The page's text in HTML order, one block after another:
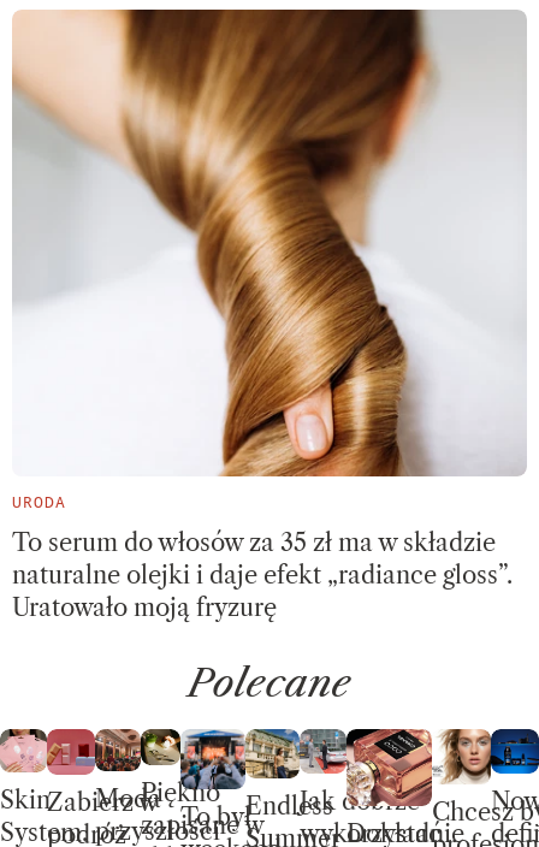
URODA
To serum do włosów za 35 zł ma w składzie
naturalne olejki i daje efekt „radiance gloss”.
Uratowało moją fryzurę
Polecane
Skin
System.
Zabierz w
podróż
Moda
przyszłości
Piękno
zapisane w
To byłEndless
Summer –
Jak dobrze
wykorzystać
Dokładnie
Chcesz